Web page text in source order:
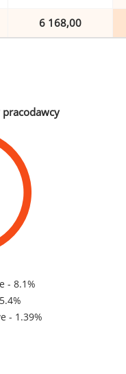
6 168,00
pracodawcy
- 8.1%
- 1.39%